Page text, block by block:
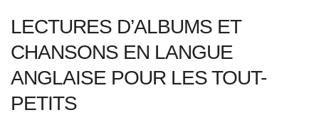
LECTURES D’ALBUMS ET
CHANSONS EN LANGUE
ANGLAISE POUR LES TOUT-
PETITS